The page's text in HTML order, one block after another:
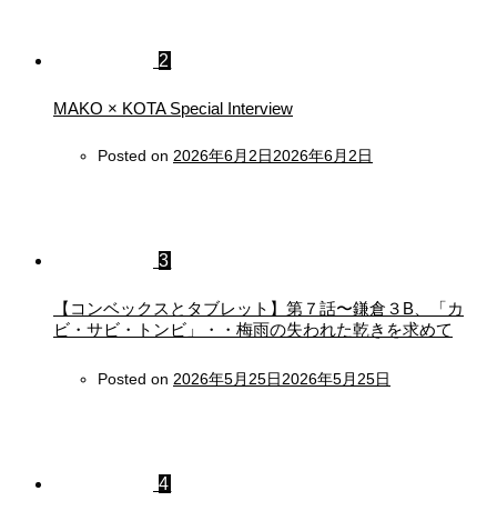
2
MAKO × KOTA Special Interview
Posted on 2026年6月2日2026年6月2日
3
【コンベックスとタブレット】第７話〜鎌倉３B、「カ
ビ・サビ・トンビ」・・梅雨の失われた乾きを求めて
Posted on 2026年5月25日2026年5月25日
4